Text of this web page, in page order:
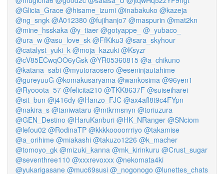
@Glicia_Grace @hisame_izumi @inabakuko @kazeja
@ng_sngk @A012380 @fujihanjo7 @maspurin @mat2kn
@mine_hsskaka @y_tiaer @gotyappe_ @_yubaco_
@ura_w @asu_love_sk @FfKiku3 @sara_skyhour
@catalyst_yuki_k @moja_kazuki @Ksyzr
@cV85ECwqOO6yGsk @YR05360815 @a_chikuno
@katana_sabi @myutoraosero @eseninjautahime
@gureyuuG @komakusaryama @wankosima @96yen1
@Ryooota_57 @felicita210 @TKK8637F @suiseiharei
@sit_bun @j416dy @Hanzo_FJC @ax4afl8t9c4FYpn
@nakira_s @taniwataru @mtkrmsnyn @toriuzura
@GEN_Destino @HaruKanburi @HK_NRanger @SNciom
@lefou02 @RodinaTP @kkkkoooorrriyo @takamise
@a_orihime @miakashi @takuzo1226 @k_macher
@tomoyo_gk @mizuki_kanna @mk_kirinkuru @Crust_sugar
@seventhree110 @xxxrevoxxx @nekomata4ki
@yukarigasane @muc69susi @_nogonogo @lunettes_chats